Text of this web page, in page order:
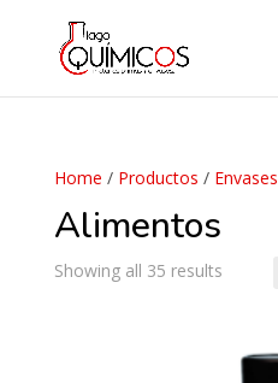
Home / Productos / Envases
Alimentos
Showing all 35 results